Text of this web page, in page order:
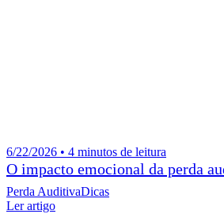
6/22/2026 • 4 minutos de leitura
O impacto emocional da perda
Perda AuditivaDicas
Ler artigo